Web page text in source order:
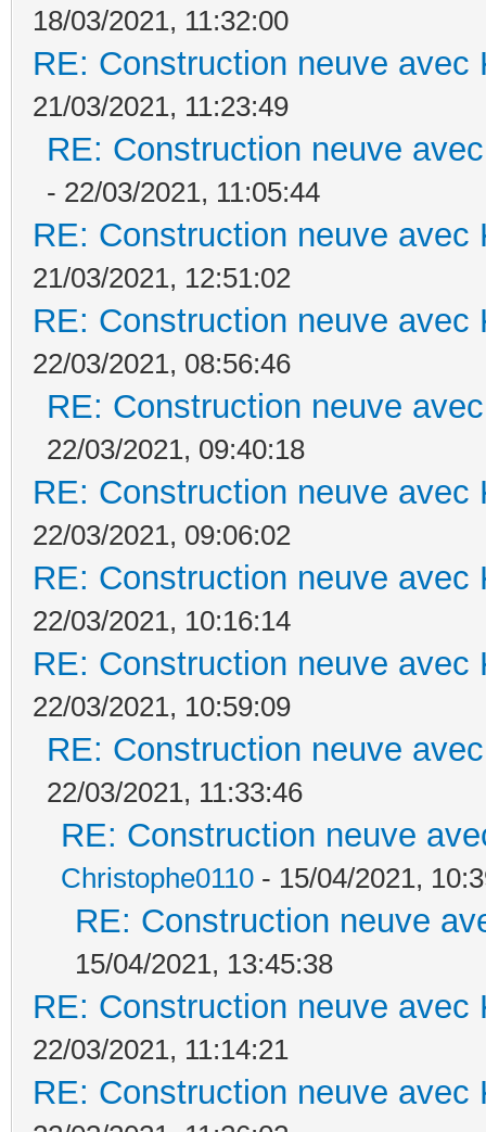
18/03/2021, 11:32:00
RE: Construction neuve avec
21/03/2021, 11:23:49
RE: Construction neuve
- 22/03/2021, 11:05:44
RE: Construction neuve avec
21/03/2021, 12:51:02
RE: Construction neuve avec
22/03/2021, 08:56:46
RE: Construction neuve
22/03/2021, 09:40:18
RE: Construction neuve avec
22/03/2021, 09:06:02
RE: Construction neuve avec
22/03/2021, 10:16:14
RE: Construction neuve avec
22/03/2021, 10:59:09
RE: Construction neuve
22/03/2021, 11:33:46
RE: Construction neuve
Christophe0110 - 15/04/2021,
RE: Construction neuve
15/04/2021, 13:45:38
RE: Construction neuve avec
22/03/2021, 11:14:21
RE: Construction neuve avec